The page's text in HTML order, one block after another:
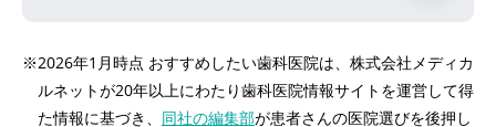
おおたメディカルモール歯科
※2026年1月時点 おすすめしたい歯科医院は、株式会社メディカ
ルネットが20年以上にわたり歯科医院情報サイトを運営して得
た情報に基づき、 同社の編集部が患者さんの医院選びを後押し